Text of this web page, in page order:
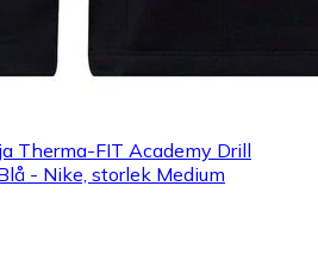
Therma-FIT Academy Drill
- Nike, storlek Medium